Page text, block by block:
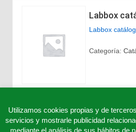
Labbox
Labbox
Categoría:
Utilizamos cookies propias y de
servicios y mostrarle publicidad
mediante el análisis de sus hábitos de